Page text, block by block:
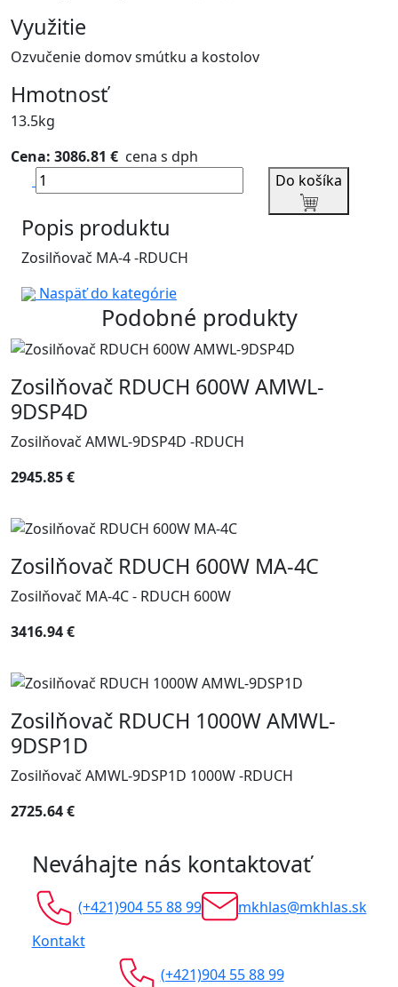
Využitie
Ozvučenie domov smútku a kostolov
Hmotnosť
13.5kg
Cena: 3086.81 € cena s dph
Do košíka
Popis produktu
Zosilňovač MA-4 -RDUCH
Naspäť do kategórie
Podobné produkty
Zosilňovač RDUCH 600W AMWL-
9DSP4D
Zosilňovač AMWL-9DSP4D -RDUCH
2945.85 €
Zosilňovač RDUCH 600W MA-4C
Zosilňovač MA-4C - RDUCH 600W
3416.94 €
Zosilňovač RDUCH 1000W AMWL-
9DSP1D
Zosilňovač AMWL-9DSP1D 1000W -RDUCH
2725.64 €
Neváhajte nás kontaktovať
(+421)904 55 88 99
mkhlas@mkhlas.sk
Kontakt
(+421)904 55 88 99